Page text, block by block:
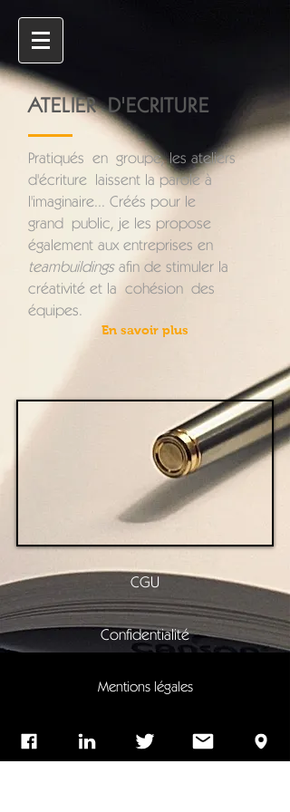
ATELIER D'ECRITURE
Pratiqués en groupe, les ateliers
d'écriture laissent la parole à
l'imaginaire... Créés pour le
grand public, je les propose
également aux entreprises en
teambuildingsafin de stimuler la
créativité et la cohésion des
équipes.
En savoir plus
CGU
Confidentialité
Mentions légales
CGV